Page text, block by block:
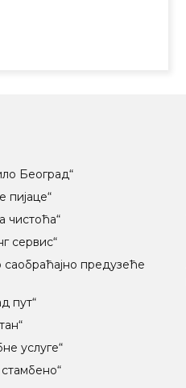
Београд“
пијаце“
чистоћа“
сервис“
предузеће
пут“
услуге“